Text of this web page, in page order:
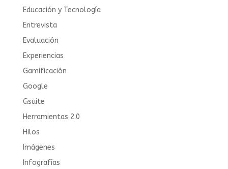
Educación y Tecnología
Entrevista
Evaluación
Experiencias
Gamificación
Google
Gsuite
Herramientas 2.0
Hilos
Imágenes
Infografías